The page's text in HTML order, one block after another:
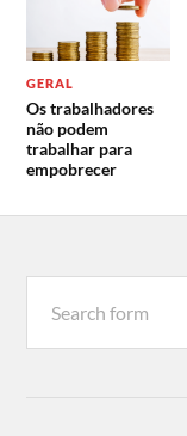
GERAL
Os trabalhadores
não podem
trabalhar para
empobrecer